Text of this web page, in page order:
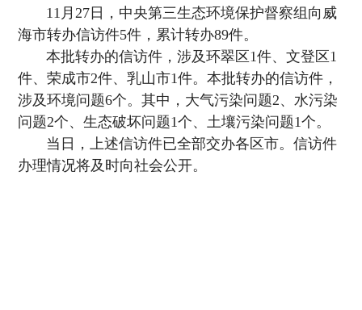
11月27日，中央第三生态环境保护督察组向威
海市转办信访件5件，累计转办89件。
本批转办的信访件，涉及环翠区1件、文登区1
件、荣成市2件、乳山市1件。本批转办的信访件，
涉及环境问题6个。其中，大气污染问题2、水污染
问题2个、生态破坏问题1个、土壤污染问题1个。
当日，上述信访件已全部交办各区市。信访件
办理情况将及时向社会公开。